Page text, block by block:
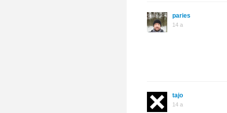
paries
14 a
tajo
14 a